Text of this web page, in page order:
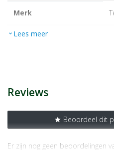
Merk
EAN
expand_more Lees meer
Reviews
star Beoordeel dit
Er zijn nog geen beoordelingen